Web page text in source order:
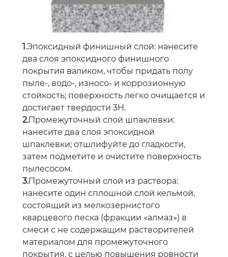
1.Эпоксидный финишный слой: нанесите
два слоя эпоксидного финишного
покрытия валиком, чтобы придать полу
пыле-, водо-, износо- и коррозионную
стойкость; поверхность легко очищается и
достигает твердости 3H.
2.Промежуточный слой шпаклевки:
нанесите два слоя эпоксидной
шпаклевки; отшлифуйте до гладкости,
затем подметите и очистите поверхность
пылесосом.
3.Промежуточный слой из раствора:
нанесите один сплошной слой кельмой,
состоящий из мелкозернистого
кварцевого песка (фракции «алмаз») в
смеси с не содержащим растворителей
материалом для промежуточного
покрытия, с целью повышения ровности